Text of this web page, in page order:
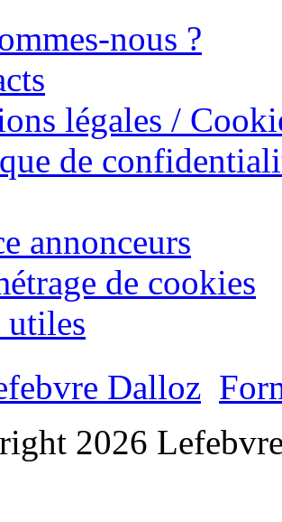
nous ?
légales /
de
annonceurs
de cookies
utiles
Dalloz
2026